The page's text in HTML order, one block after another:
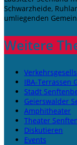
Schwarzheide,
umliegenden
Weitere
IBA-Terrassen
Stadt
Geierswalder
Amphitheater
Theater
Diskutieren
Events